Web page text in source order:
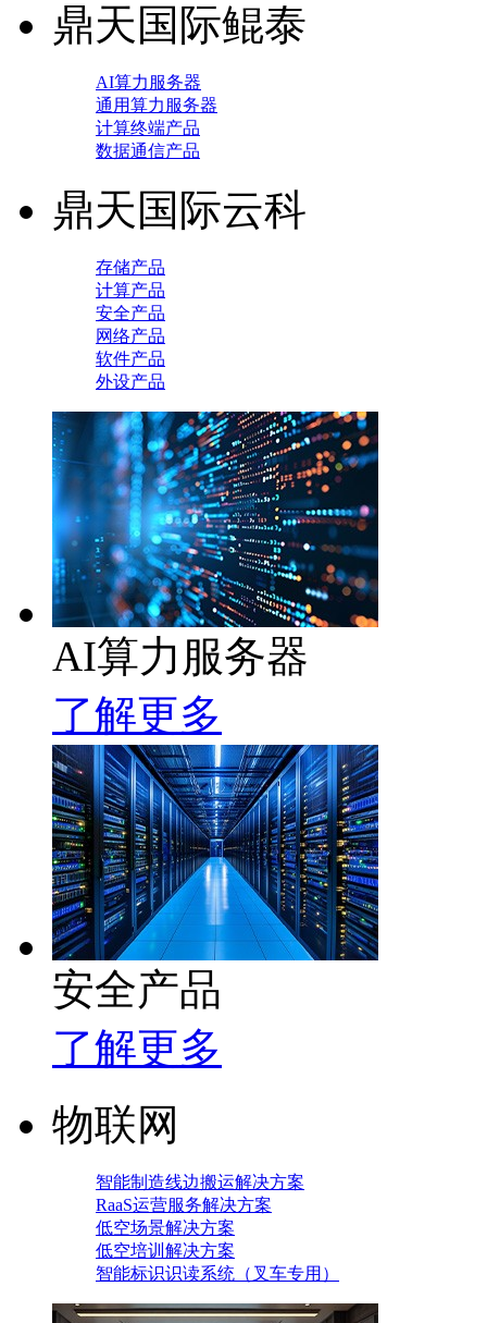
鼎天国际鲲泰
AI算力服务器
通用算力服务器
计算终端产品
数据通信产品
鼎天国际云科
存储产品
计算产品
安全产品
网络产品
软件产品
外设产品
AI算力服务器
了解更多
安全产品
了解更多
物联网
智能制造线边搬运解决方案
RaaS运营服务解决方案
低空场景解决方案
低空培训解决方案
智能标识识读系统（叉车专用）